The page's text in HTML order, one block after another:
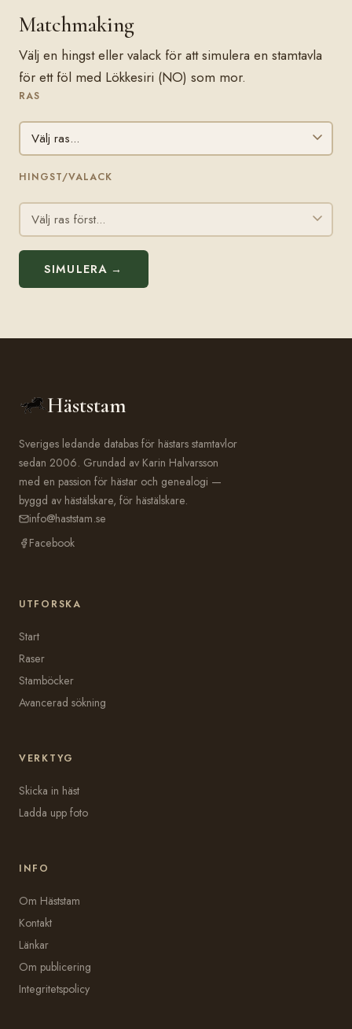
Matchmaking
Välj en hingst eller valack för att simulera en stamtavla
för ett föl med Lökkesiri (NO) som mor.
RAS
HINGST/VALACK
SIMULERA →
Häststam
Sveriges ledande databas för hästars stamtavlor
sedan 2006. Grundad av Karin Halvarsson
med en passion för hästar och genealogi —
byggd av hästälskare, för hästälskare.
info@haststam.se
Facebook
UTFORSKA
Start
Raser
Stamböcker
Avancerad sökning
VERKTYG
Skicka in häst
Ladda upp foto
INFO
Om Häststam
Kontakt
Länkar
Om publicering
Integritetspolicy